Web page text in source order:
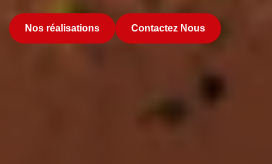
Nos réalisations Contactez Nous